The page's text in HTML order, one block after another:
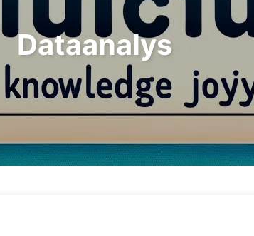
Dataanalys